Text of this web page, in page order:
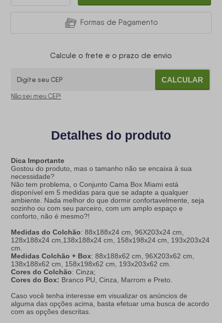
Formas de Pagamento
Calcule o frete e o prazo de envio
CALCULAR
Não sei meu CEP!
Detalhes do produto
Dica Importante
Gostou do produto, mas o tamanho não se encaixa à sua
necessidade?
Não tem problema, o Conjunto Cama Box Miami está
disponível em 5 medidas para que se adapte a qualquer
ambiente. Nada melhor do que dormir confortavelmente, seja
sozinho ou com seu parceiro, com um amplo espaço e
conforto, não é mesmo?!
Medidas do Colchão: 88x188x24 cm, 96X203x24 cm,
128x188x24 cm,138x188x24 cm, 158x198x24 cm, 193x203x24
cm.
Medidas Colchão + Box: 88x188x62 cm, 96X203x62 cm,
138x188x62 cm, 158x198x62 cm, 193x203x62 cm.
Cores do Colchão: Cinza;
Cores do Box: Branco PU, Cinza, Marrom e Preto.
Caso você tenha interesse em visualizar os anúncios de
alguma das opções acima, basta efetuar uma busca de acordo
com as opções descritas.